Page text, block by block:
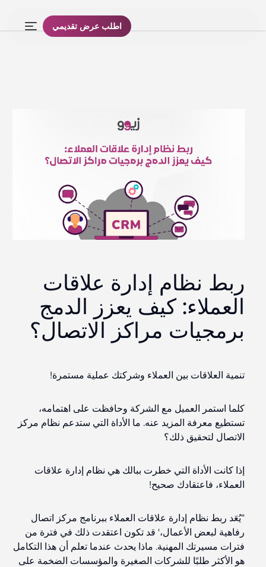
اطلب عرض تقديمي
ربط نظام إدارة علاقات
العملاء: كيف يعزز الدمج
برمجيات مراكز الاتصال؟
تنمية العلاقات بين العملاء وشركتك عملية مستمرة!
كلما استمر العميل مع الشركة وحافظت على اهتمامه،
تستطيع معرفة المزيد عنه. ما الأداة التي ستدعم نظام مركز
الاتصال لتحقيق ذلك؟
إذا كانت الأداة التي خطرت ببالك هي نظام إدارة علاقات
العملاء، فاعتقادك صحيح!
“يُعَد ربط نظام إدارة علاقات العملاء ببرنامج مركز اتصال
رفاهية لبعض الأعمال،' قد تكون اعتقدت ذلك في فترة من
فترات مسيرتك المهنية. ماذا يحدث عندما تعلم أن هذا التكامل
هو الأكثر طلبًا للشركات الصغيرة والمؤسسات الضخمة على